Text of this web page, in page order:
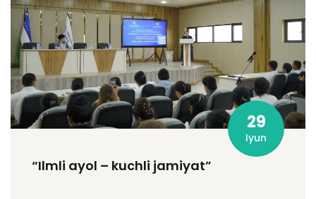
29
Iyun
“Ilmli ayol – kuchli jamiyat”